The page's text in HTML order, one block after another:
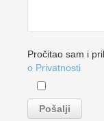
Pročitao sam i
o Privatnosti